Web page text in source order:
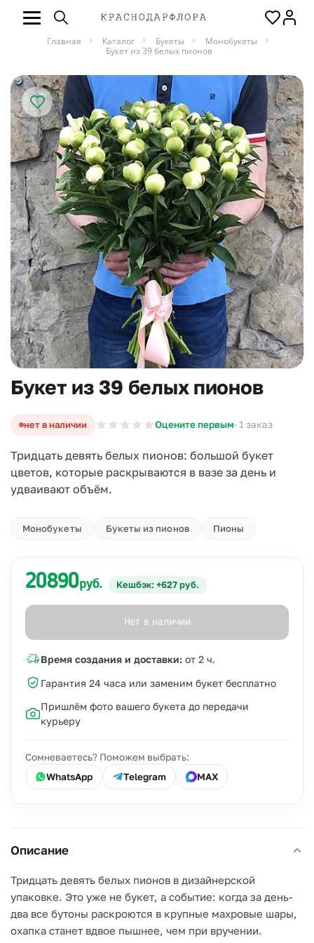
Главная Каталог Букеты
Монобукеты
Букет из 39 белых пионов
Букет из 39 белых пионов
нет в наличии Оцените первым· 1 заказ
Тридцать девять белых пионов: большой букет
цветов, которые раскрываются в вазе за день и
удваивают объём.
Монобукеты Букеты из пионов Пионы
20890руб. Кешбэк: +627 руб.
Нет в наличии
Время создания и доставки: от 2 ч.
Гарантия 24 часа или заменим букет бесплатно
Пришлём фото вашего букета до передачи
курьеру
Сомневаетесь? Поможем выбрать:
WhatsApp
Telegram MAX
Описание
Тридцать девять белых пионов в дизайнерской
упаковке. Это уже не букет, а событие: когда за день-
два все бутоны раскроются в крупные махровые шары,
охапка станет вдвое пышнее, чем при вручении.